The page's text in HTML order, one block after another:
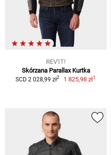
REV'IT!
Skórzana Parallax Kurtka
SCD 2 028,99 zł2 1 825,98 zł1